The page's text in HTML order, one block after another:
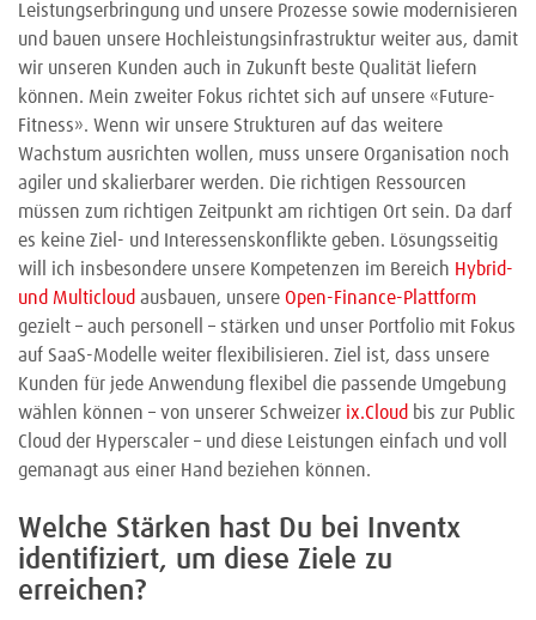
Leistungserbringung und unsere Prozesse sowie modernisieren
und bauen unsere Hochleistungsinfrastruktur weiter aus, damit
wir unseren Kunden auch in Zukunft beste Qualität liefern
können. Mein zweiter Fokus richtet sich auf unsere «Future-
Fitness». Wenn wir unsere Strukturen auf das weitere
Wachstum ausrichten wollen, muss unsere Organisation noch
agiler und skalierbarer werden. Die richtigen Ressourcen
müssen zum richtigen Zeitpunkt am richtigen Ort sein. Da darf
es keine Ziel- und Interessenskonflikte geben. Lösungsseitig
will ich insbesondere unsere Kompetenzen im Bereich Hybrid-
und Multicloud ausbauen, unsere Open-Finance-Plattform
gezielt – auch personell – stärken und unser Portfolio mit Fokus
auf SaaS-Modelle weiter flexibilisieren. Ziel ist, dass unsere
Kunden für jede Anwendung flexibel die passende Umgebung
wählen können – von unserer Schweizer ix.Cloud bis zur Public
Cloud der Hyperscaler – und diese Leistungen einfach und voll
gemanagt aus einer Hand beziehen können.
Welche Stärken hast Du bei Inventx
identifiziert, um diese Ziele zu
erreichen?